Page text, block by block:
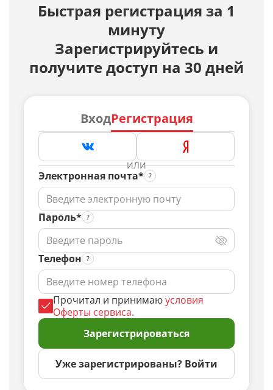
Быстрая регистрация за 1
минуту
Зарегистрируйтесь и
получите доступ на 30 дней
ВходРегистрация
ИЛИ
Электронная почта*
Пароль*
Телефон
Прочитал и принимаюусловия
Оферты сервиса.
Зарегистрироваться
Уже зарегистрированы? Войти